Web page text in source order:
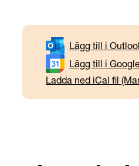
Lägg till i
Lägg till i
Ladda ned iCal fil